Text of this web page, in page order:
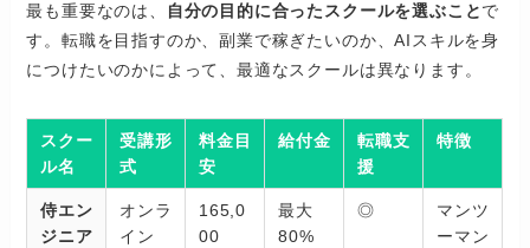
最も重要なのは、
自分の目的に合ったスクールを選ぶことで
す。転職を目指すのか、副業で稼ぎたいのか、AIスキルを身
につけたいのかによって、最適なスクールは異なります。
スクー
ル名
受講形
式
料金目
安
給付金
転職支
援
特徴
侍エン
ジニア
オンラ
イン
165,0
00
最大
80%
◎
マンツ
ーマン